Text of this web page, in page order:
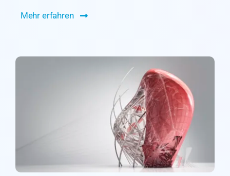
Mehr erfahren